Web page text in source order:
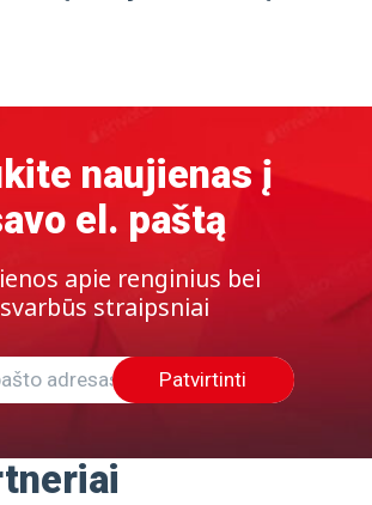
naujienas į
el. paštą
apie renginius bei
svarbūs straipsniai
Patvirtinti